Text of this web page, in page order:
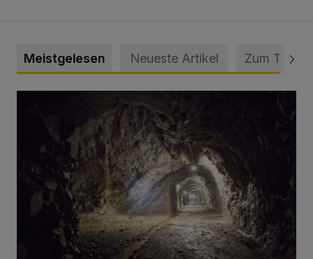
Meistgelesen Neueste Artikel Zum Thema